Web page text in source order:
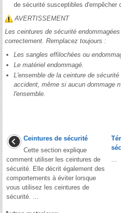
de sécurité susceptibles d'empêcher
AVERTISSEMENT
Les ceintures de sécurité
correctement. Remplacez toujours :
Les sangles effilochées ou
Le matériel endommagé.
L'ensemble de la ceinture de
accident, même si aucun dommage
l'ensemble.
Ceintures de sécurité
Cette section explique
comment utiliser les ceintures de
sécurité. Elle décrit également des
comportements à éviter lorsque
vous utilisez les ceintures de
sécurité. ...